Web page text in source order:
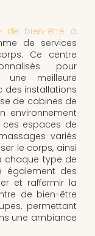
de bien-être à
de services
Ce centre
pour
meilleure
des installations
de cabines de
environnement
ces espaces de
variés
le corps, ainsi
chaque type de
également des
et raffermir la
de bien-être
permettant
une ambiance